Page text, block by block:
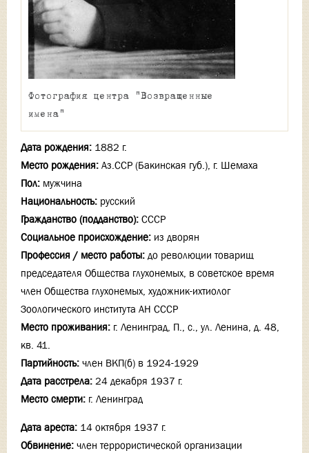
Фотография центра "Возвращенные
имена"
Дата рождения: 1882 г.
Место рождения: Аз.ССР (Бакинская губ.), г. Шемаха
Пол: мужчина
Национальность: русский
Гражданство (подданство): СССР
Социальное происхождение: из дворян
Профессия / место работы: до революции товарищ
председателя Общества глухонемых, в советское время
член Общества глухонемых, художник-ихтиолог
Зоологического института АН СССР
Место проживания: г. Ленинград, П., с., ул. Ленина, д. 48,
кв. 41.
Партийность: член ВКП(б) в 1924-1929
Дата расстрела: 24 декабря 1937 г.
Место смерти: г. Ленинград
Дата ареста: 14 октября 1937 г.
Обвинение: член террористической организации